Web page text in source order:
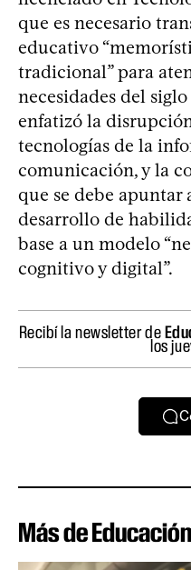
que es necesario
educativo
tradicional” para
necesidades del
enfatizó la
tecnologías de la
comunicación, y la
que se debe apuntar
desarrollo de
base a un modelo
cognitivo y digital”.
Recibí la newsletter de
los
Más de Educación